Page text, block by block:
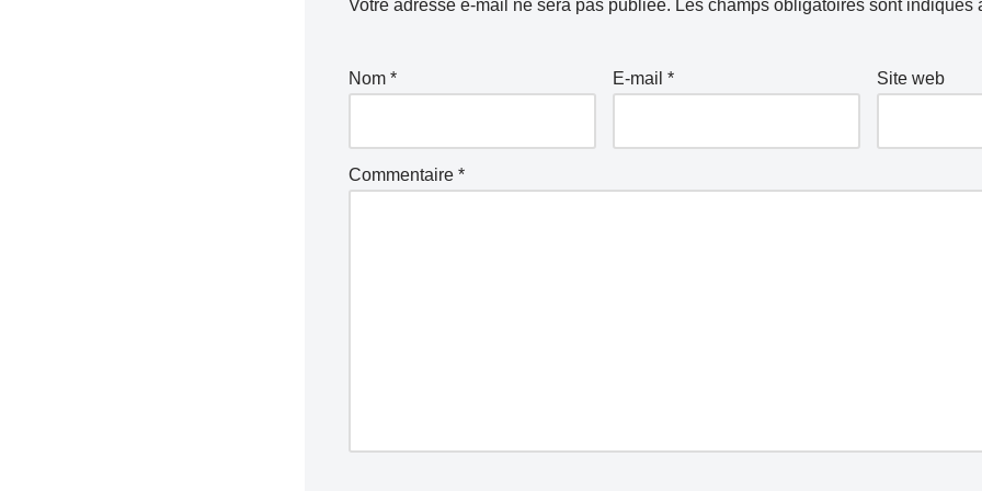
Votre adresse e-mail ne sera pas publiée. Les champs obligatoires sont indiqués
Nom * E-mail * Site web
Commentaire *